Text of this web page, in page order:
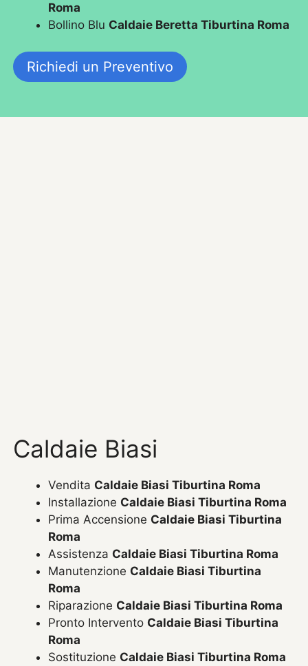
Roma
Bollino Blu Caldaie Beretta Tiburtina Roma
Richiedi un Preventivo
Caldaie Biasi
Vendita Caldaie Biasi Tiburtina Roma
Installazione Caldaie Biasi Tiburtina Roma
Prima Accensione Caldaie Biasi Tiburtina
Roma
Assistenza Caldaie Biasi Tiburtina Roma
Manutenzione Caldaie Biasi Tiburtina
Roma
Riparazione Caldaie Biasi Tiburtina Roma
Pronto Intervento Caldaie Biasi Tiburtina
Roma
Sostituzione Caldaie Biasi Tiburtina Roma